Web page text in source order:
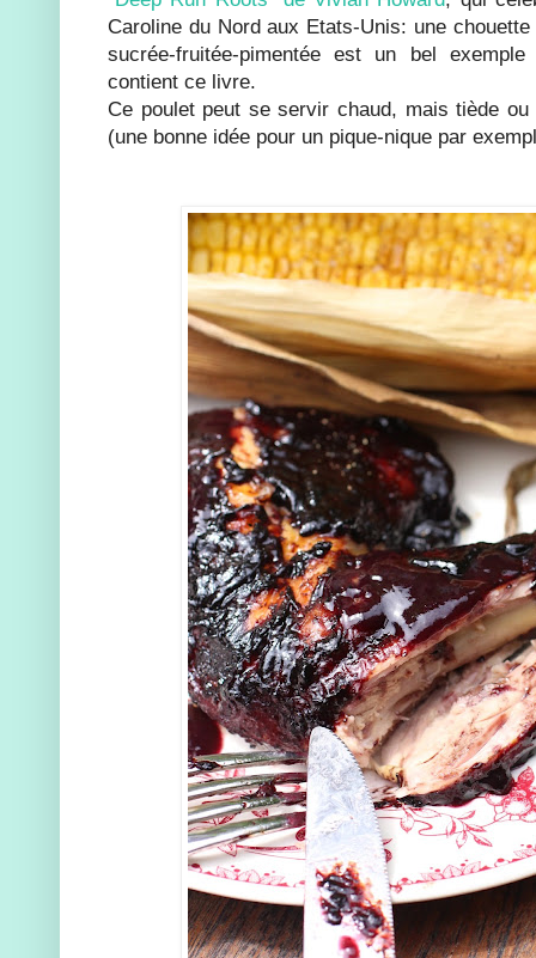
Caroline du Nord aux Etats-Unis: une
sucrée-fruitée-pimentée est un bel
contient ce livre.
Ce poulet peut se servir chaud, mais tiède
(une bonne idée pour un pique-nique par